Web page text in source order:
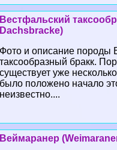
Вестфальский
Dachsbracke)
Фото и описание породы
таксообразный бpaкк.
существует уже
было положено начало
неизвестно....
Веймаранер